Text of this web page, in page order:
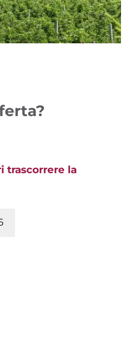
trascorrere la